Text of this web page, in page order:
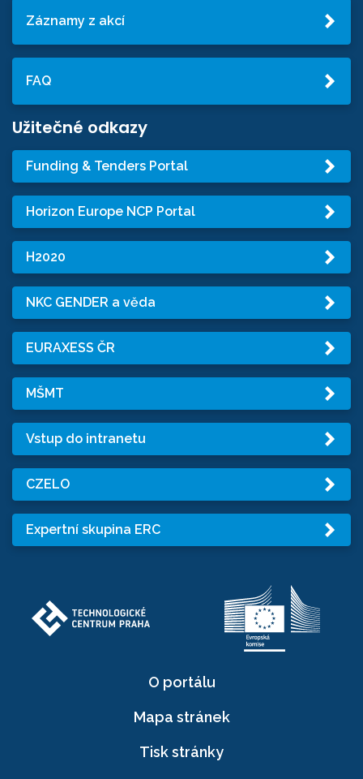
Záznamy z akcí
FAQ
Užitečné odkazy
Funding & Tenders Portal
Horizon Europe NCP Portal
H2020
NKC GENDER a věda
EURAXESS ČR
MŠMT
Vstup do intranetu
CZELO
Expertní skupina ERC
O portálu
Mapa stránek
Tisk stránky